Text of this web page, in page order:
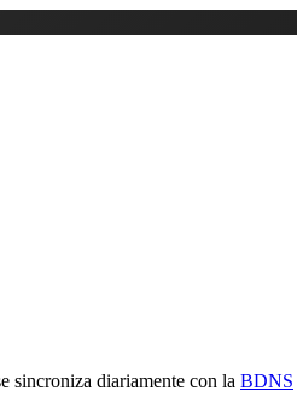
sincroniza diariamente con la BDNS